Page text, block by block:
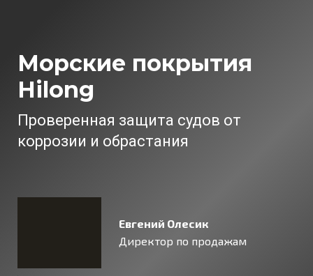
Морские покрытия
Hilong
Проверенная защита судов от
коррозии и обрастания
Евгений Олесик
Директор по продажам